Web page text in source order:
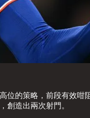
的策略，前段有效
創造出兩次射門。